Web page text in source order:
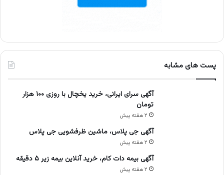
پست های مشابه
آگهی سرای ایرانی، خرید یخچال با روزی ۱۰۰ هزار
تومان
۲ هفته پیش
آگهی جی پلاس، ماشین ظرفشویی جی پلاس
۲ هفته پیش
آگهی بیمه دات کام، خرید آنلاین بیمه زیر ۵ دقیقه
۲ هفته پیش